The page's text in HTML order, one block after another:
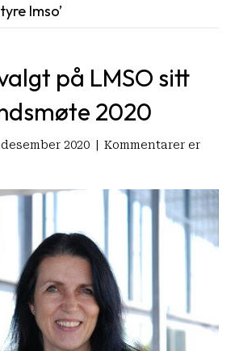
lmso’
på LMSO sitt
2020
desember 2020
Kommentarer er